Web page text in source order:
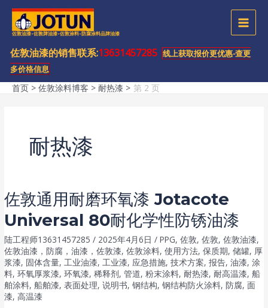
佐敦油漆-佐敦牌油漆-佐敦涂料-防腐涂料品牌油漆
佐敦油漆的销售联系:13631457285 线上获取报价更优惠-查更
多价格信息
首页 佐敦涂料博客 耐热漆 第 2 页
耐热漆
佐敦通用耐磨环氧漆 Jotacote
Universal 80耐化学性防锈油漆
陆工程师13631457285/ 2025年4月6日/PPG,佐敦,佐敦,佐敦油漆,
佐敦油漆，防腐，油漆，佐敦漆,佐敦涂料,使用方法,保质期,储罐, 厚
浆漆, 固体含量,工业油漆,工业漆, 应急措施,技术方案,报告,油漆,涂
料,环氧厚浆漆,环氧漆,稀释剂,管道,粉末涂料, 耐热漆, 耐高温漆,船
舶涂料,船舶漆,表面处理,说明书,钢结构,钢结构防火涂料, 防腐,面
漆,高温漆